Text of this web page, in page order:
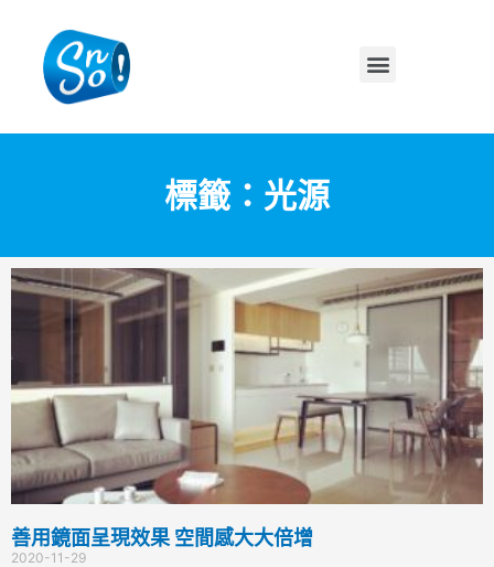
標籤：光源
善用鏡面呈現效果 空間感大大倍增
2020-11-29